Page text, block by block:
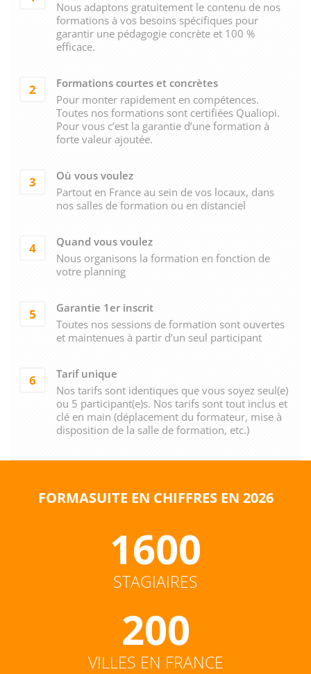
Nous adaptons gratuitement le contenu de nos
formations à vos besoins spécifiques pour
garantir une pédagogie concrète et 100 %
efficace.
2
Formations courtes et concrètes
Pour monter rapidement en compétences.
Toutes nos formations sont certifiées Qualiopi.
Pour vous c’est la garantie d’une formation à
forte valeur ajoutée.
3
Où vous voulez
Partout en France au sein de vos locaux, dans
nos salles de formation ou en distanciel
4
Quand vous voulez
Nous organisons la formation en fonction de
votre planning
5
Garantie 1er inscrit
Toutes nos sessions de formation sont ouvertes
et maintenues à partir d’un seul participant
6
Tarif unique
Nos tarifs sont identiques que vous soyez seul(e)
ou 5 participant(e)s. Nos tarifs sont tout inclus et
clé en main (déplacement du formateur, mise à
disposition de la salle de formation, etc.)
FORMASUITE EN CHIFFRES EN 2026
1600
STAGIAIRES
200
VILLES EN FRANCE